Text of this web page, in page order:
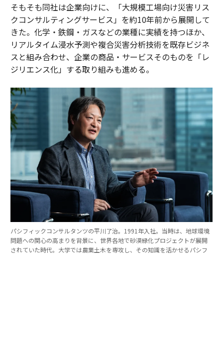
そもそも同社は企業向けに、「大規模工場向け災害リス
クコンサルティングサービス」を約10年前から展開して
きた。化学・鉄鋼・ガスなどの業種に実績を持つほか、
リアルタイム浸水予測や複合災害分析技術を既存ビジネ
スと組み合わせ、企業の商品・サービスそのものを「レ
ジリエンス化」する取り組みも進める。
パシフィックコンサルタンツの平川了治。1991年入社。当時は、地球環境
問題への関心の高まりを背景に、世界各地で砂漠緑化プロジェクトが展開
されていた時代。大学では農業土木を専攻し、その知識を活かせるパシフ